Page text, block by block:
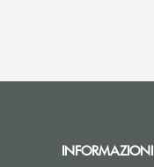
INFORMAZIONI